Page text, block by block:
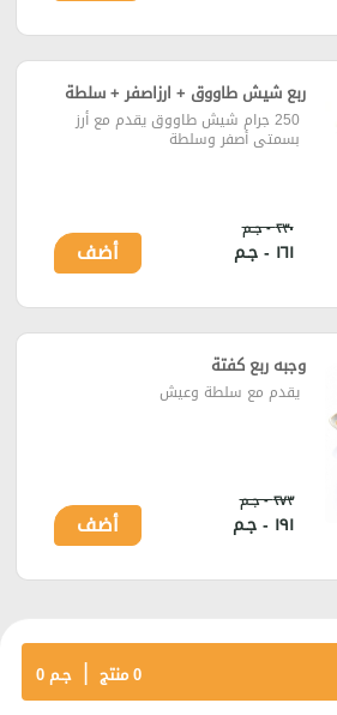
ربع شيش طاووق + ارزاصفر + سلطة
250 جرام شيش طاووق يقدم مع أرز
بسمتي أصفر وسلطة
٢٣٠ - جـم
١٦١ - جـم أضف
وجبه ربع كفتة
يقدم مع سلطة وعيش
٢٧٣ - جـم
١٩١ - جـم أضف
0منتج | جـم0